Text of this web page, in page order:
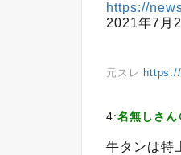
https://
2021年7
元スレ
4:名無しさん
牛タンは特